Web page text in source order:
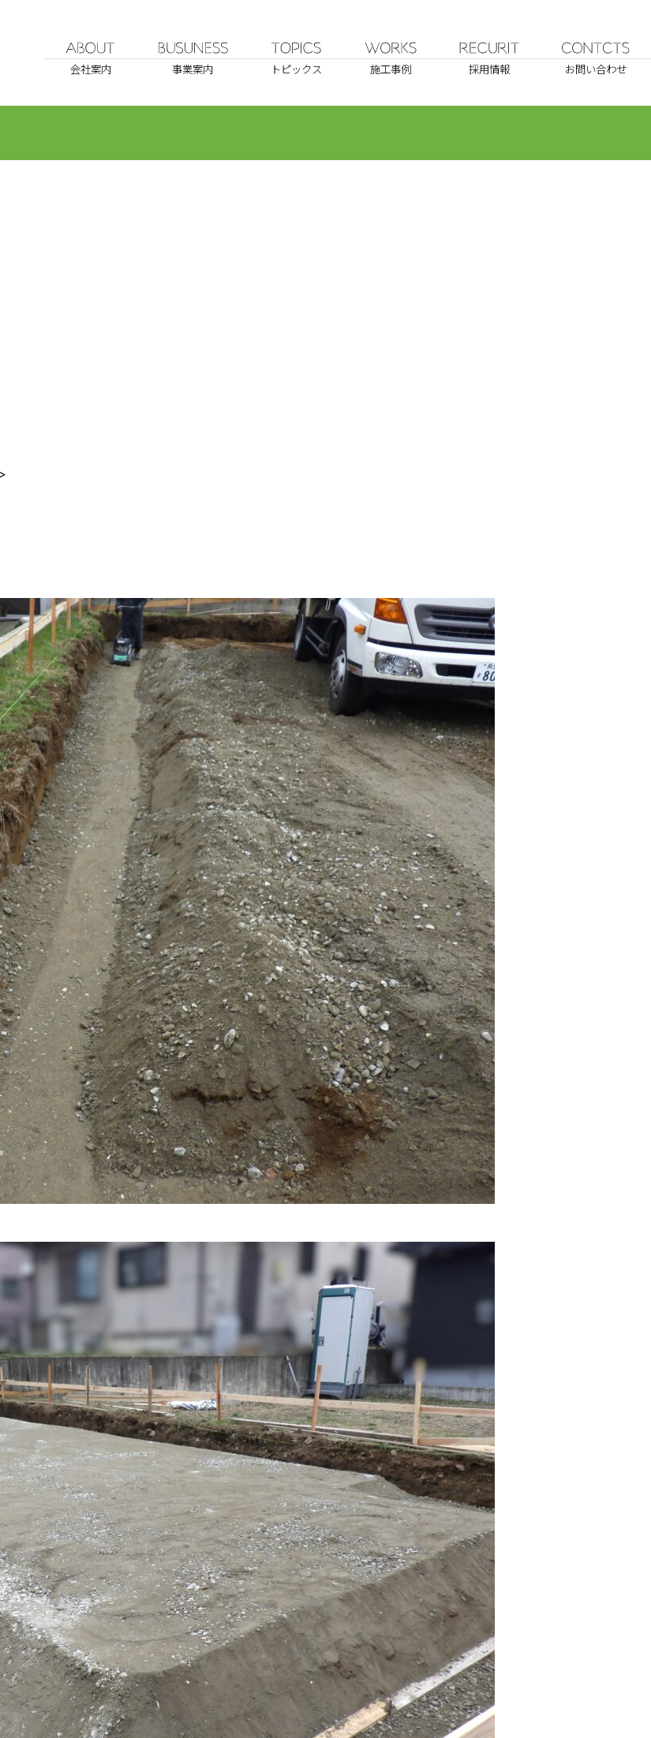
会社案内 事業案内 トピックス 施工事例 採用情報 お問い合わせ